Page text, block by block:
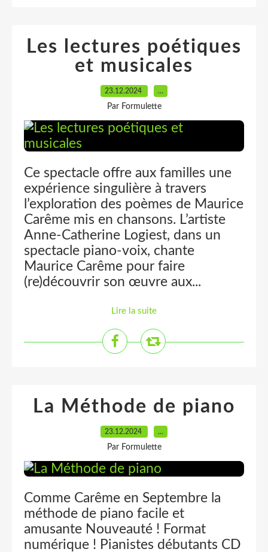
Les lectures poétiques
et musicales
23.12.2024 …
Par Formulette
Ce spectacle offre aux familles une
expérience singulière à travers
l’exploration des poèmes de Maurice
Carême mis en chansons. L’artiste
Anne-Catherine Logiest, dans un
spectacle piano-voix, chante
Maurice Carême pour faire
(re)découvrir son œuvre aux...
Lire la suite
La Méthode de piano
23.12.2024 …
Par Formulette
Comme Carême en Septembre la
méthode de piano facile et
amusante Nouveauté ! Format
numérique ! Pianistes débutants CD